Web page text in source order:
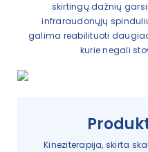
skirtingų dažnių
infraraudonųjų
galima reabilituoti
kurie negali
Kineziterapija, skirta